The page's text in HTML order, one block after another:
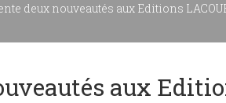
deux nouveautés aux Editions
aux